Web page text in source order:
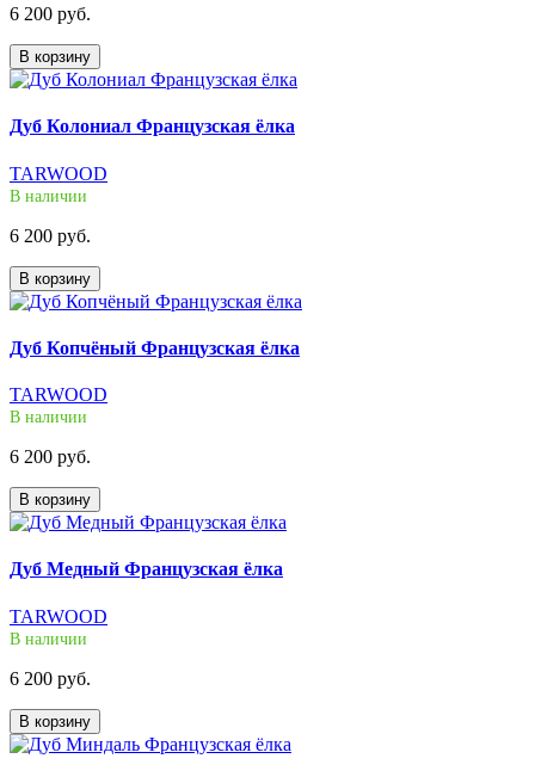
6 200 руб.
В корзину
Дуб Колониал Французская ёлка
TARWOOD
В наличии
6 200 руб.
В корзину
Дуб Копчёный Французская ёлка
TARWOOD
В наличии
6 200 руб.
В корзину
Дуб Медный Французская ёлка
TARWOOD
В наличии
6 200 руб.
В корзину